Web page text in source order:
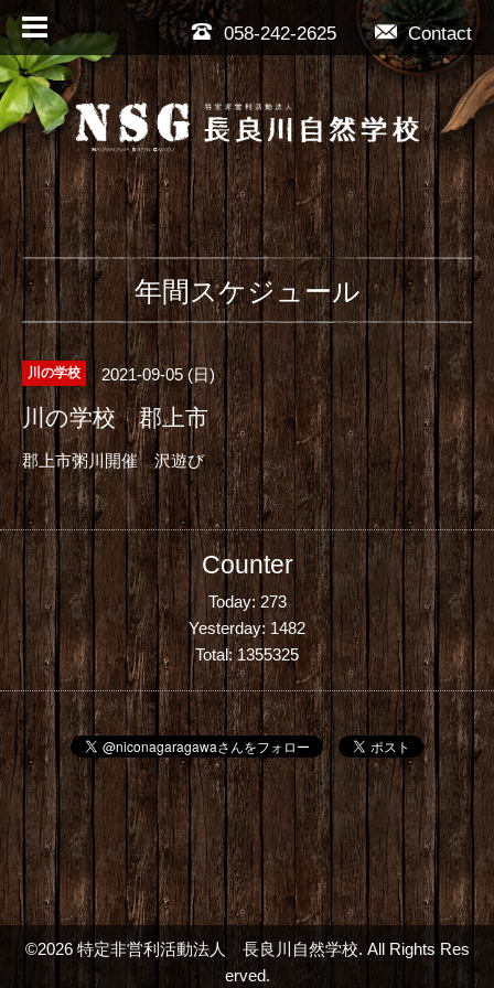
Contact
058-242-2625
年間スケジュール
川の学校 2021-09-05 (日)
川の学校 郡上市
郡上市粥川開催 沢遊び
Counter
Today:273
Yesterday:1482
Total:1355325
©2026 特定非営利活動法人 長良川自然学校. All Rights Res
erved.